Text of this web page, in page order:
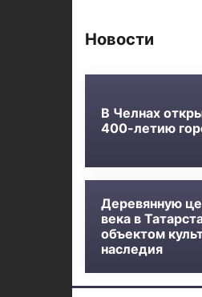
Новости
В Челнах
400-летию
Деревянную
века в
объектом
наследия